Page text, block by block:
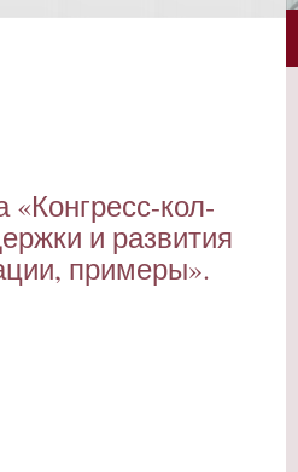
«Кон­гресс-кол­
и раз­ви­тия
при­меры».